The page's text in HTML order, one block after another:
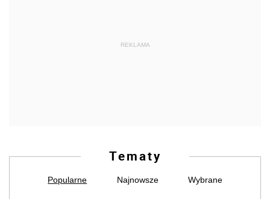
REKLAMA
Tematy
Popularne Najnowsze Wybrane